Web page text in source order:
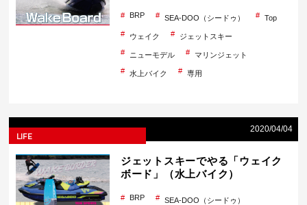
BRP SEA-DOO（シードゥ） Top
ウェイク ジェットスキー
ニューモデル マリンジェット
水上バイク 専用
2020/04/04
LIFE
ジェットスキーでやる「ウェイク
ボード」（水上バイク）
BRP SEA-DOO（シードゥ）